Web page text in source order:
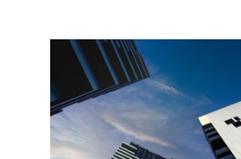
Beneficios
revestir
tu
fachada